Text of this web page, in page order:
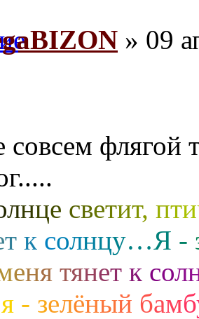
» 09
совсем
лнце светит, пти
т к солнцу…Я -
еня тянет к сол
я - зелёный бамб